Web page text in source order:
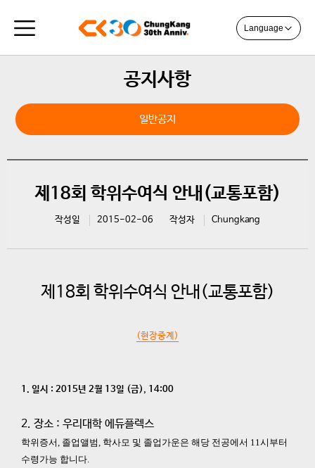
Language
공지사항
일반공지
제18회 학위수여식 안내(교통포함)
작성일 2015-02-06 작성자 Chungkang
제18회 학위수여식 안내(교통포함)
(현장중계)
1. 일시 : 2015년 2월 13일 (금), 14:00
2. 장소 : 우리대학 에듀플렉스
학위증서, 졸업앨범, 학사모 및 졸업가운은 해당 전공에서 11시부터
수령가능 합니다.